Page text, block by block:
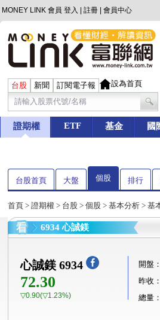
MONEY LINK 會員 登入 註冊 會員中心
台股 新聞 訂閱電子報 設為首頁
證期權 ETF 基金 國
台股首頁 大盤 個股 排行
首頁 > 證期權 > 台股 > 個股 > 基本分析 > 基
6934 心誠鎂
心誠鎂 6934
72.30
▽0.90(▽1.23%)
開盤：
昨收：
總量：